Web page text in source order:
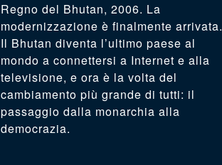
Regno del Bhutan, 2006. La
modernizzazione è finalmente arrivata.
Il Bhutan diventa l’ultimo paese al
mondo a connettersi a Internet e alla
televisione, e ora è la volta del
cambiamento più grande di tutti: il
passaggio dalla monarchia alla
democrazia.